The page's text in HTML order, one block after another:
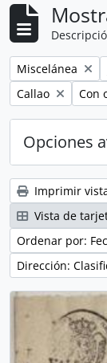
Remove filter:
Miscelánea
Remove filter:
Callao Con
Opciones
Imprimir
Vista de
Ordenar por:
Dirección: